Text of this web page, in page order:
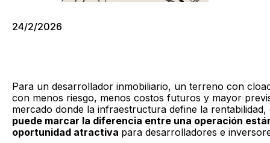
24/2/2026
Para un desarrollador inmobiliario, un terreno con
con menos riesgo, menos costos futuros y mayor
mercado donde la infraestructura define la
puede marcar la diferencia entre una operación
oportunidad atractiva para desarrolladores e